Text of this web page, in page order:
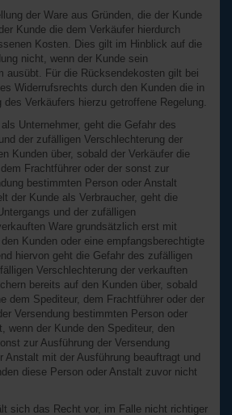
der Ware aus Gründen, die der Kunde
Kunde die dem Verkäufer hierdurch
Kosten. Dies gilt im Hinblick auf die
nicht, wenn der Kunde sein
ausübt. Für die Rücksendekosten gilt bei
Widerrufsrechts durch den Kunden die in
des Verkäufers hierzu getroffene Regelung.
Unternehmer, geht die Gefahr des
der zufälligen Verschlechterung der
Kunden über, sobald der Verkäufer die
Frachtführer oder der sonst zur
bestimmten Person oder Anstalt
der Kunde als Verbraucher, geht die
und der zufälligen
Ware grundsätzlich erst mit
Kunden oder eine empfangsberechtigte
hiervon geht die Gefahr des zufälligen
Verschlechterung der verkauften
bereits auf den Kunden über, sobald
dem Spediteur, dem Frachtführer oder der
Versendung bestimmten Person oder
wenn der Kunde den Spediteur, den
zur Ausführung der Versendung
Anstalt mit der Ausführung beauftragt und
diese Person oder Anstalt zuvor nicht
sich das Recht vor, im Falle nicht richtiger